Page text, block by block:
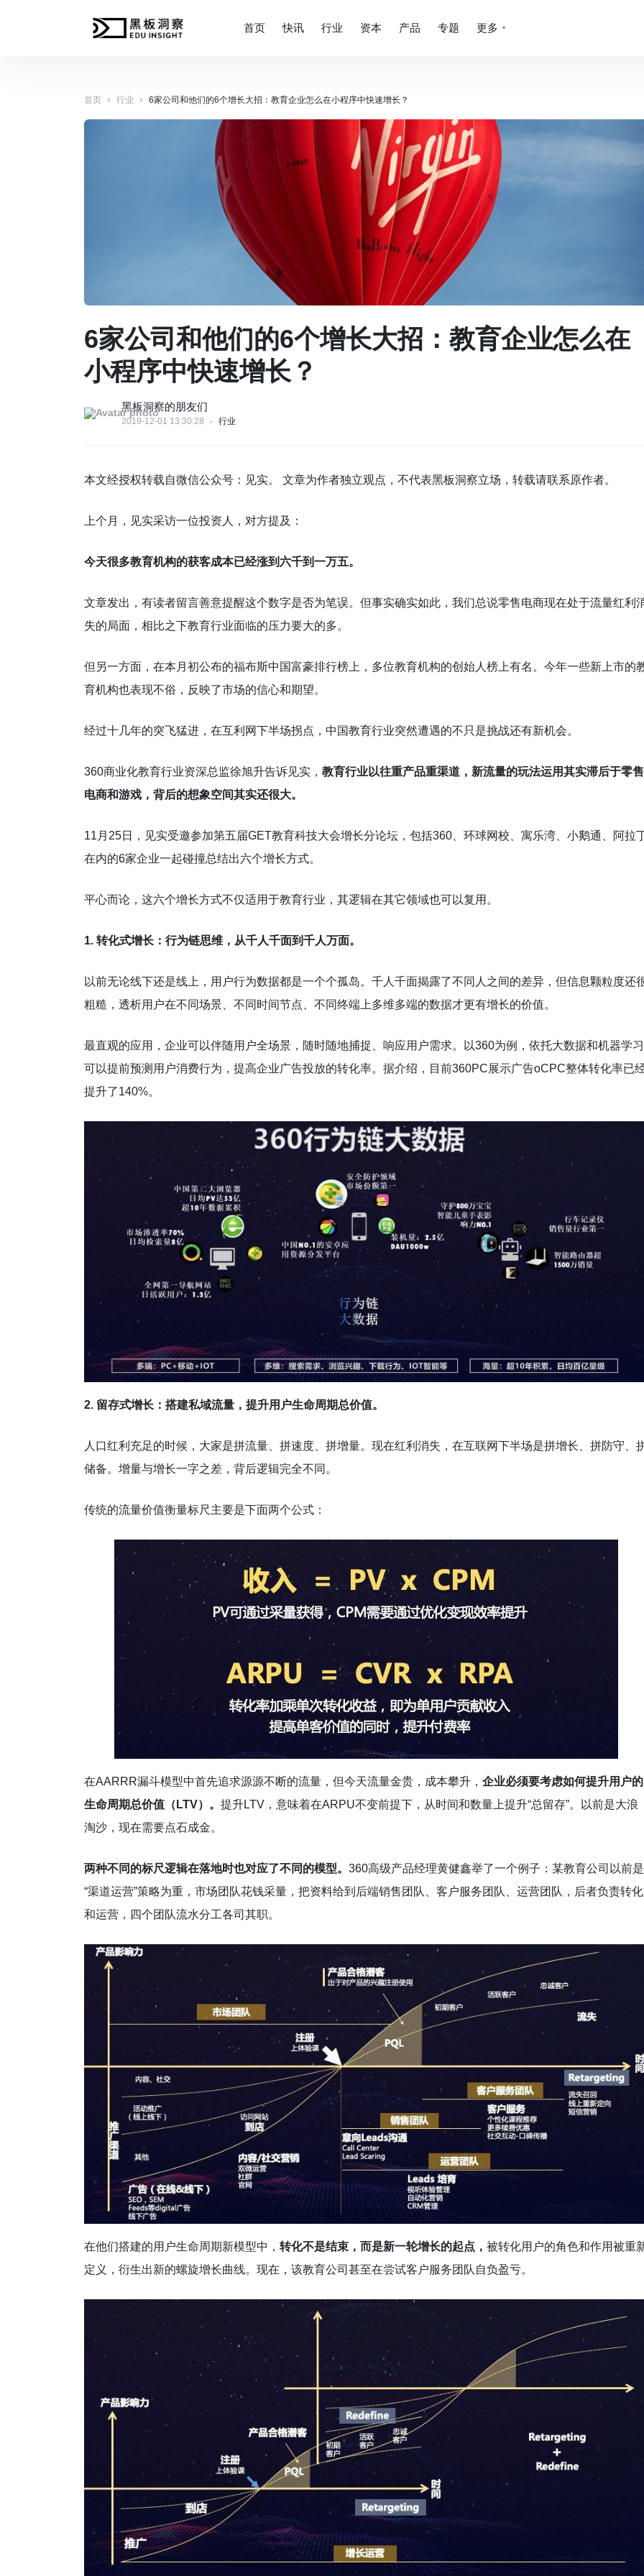
首页 快讯 行业 资本 产品 专题 更多
首页 › 行业 › 6家公司和他们的6个增长大招：教育企业怎么在小程序中快速增长？
6家公司和他们的6个增长大招：教育企业怎么在
小程序中快速增长？
黑板洞察的朋友们
2019-12-01 13:30:28 行业
本文经授权转载自微信公众号：见实。 文章为作者独立观点，不代表黑板洞察立场，转载请联系原作者。
上个月，见实采访一位投资人，对方提及：
今天很多教育机构的获客成本已经涨到六千到一万五。
文章发出，有读者留言善意提醒这个数字是否为笔误。但事实确实如此，我们总说零售电商现在处于流量红利
失的局面，相比之下教育行业面临的压力要大的多。
但另一方面，在本月初公布的福布斯中国富豪排行榜上，多位教育机构的创始人榜上有名。今年一些新上市的
育机构也表现不俗，反映了市场的信心和期望。
经过十几年的突飞猛进，在互利网下半场拐点，中国教育行业突然遭遇的不只是挑战还有新机会。
360商业化教育行业资深总监徐旭升告诉见实， 教育行业以往重产品重渠道，新流量的玩法运用其实滞后于零售
电商和游戏，背后的想象空间其实还很大。
11月25日，见实受邀参加第五届GET教育科技大会增长分论坛，包括360、环球网校、寓乐湾、小鹅通、阿拉
在内的6家企业一起碰撞总结出六个增长方式。
平心而论，这六个增长方式不仅适用于教育行业，其逻辑在其它领域也可以复用。
1. 转化式增长：行为链思维，从千人千面到千人万面。
以前无论线下还是线上，用户行为数据都是一个个孤岛。千人千面揭露了不同人之间的差异，但信息颗粒度还
粗糙，透析用户在不同场景、不同时间节点、不同终端上多维多端的数据才更有增长的价值。
最直观的应用，企业可以伴随用户全场景，随时随地捕捉、响应用户需求。以360为例，依托大数据和机器学习
可以提前预测用户消费行为，提高企业广告投放的转化率。据介绍，目前360PC展示广告oCPC整体转化率已
提升了140%。
2. 留存式增长：搭建私域流量，提升用户生命周期总价值。
人口红利充足的时候，大家是拼流量、拼速度、拼增量。现在红利消失，在互联网下半场是拼增长、拼防守、
储备。增量与增长一字之差，背后逻辑完全不同。
传统的流量价值衡量标尺主要是下面两个公式：
在AARRR漏斗模型中首先追求源源不断的流量，但今天流量金贵，成本攀升， 企业必须要考虑如何提升用户的
生命周期总价值（LTV）。 提升LTV，意味着在ARPU不变前提下，从时间和数量上提升“总留存”。以前是大浪
淘沙，现在需要点石成金。
两种不同的标尺逻辑在落地时也对应了不同的模型。 360高级产品经理黄健鑫举了一个例子：某教育公司以前是
“渠道运营”策略为重，市场团队花钱采量，把资料给到后端销售团队、客户服务团队、运营团队，后者负责转化
和运营，四个团队流水分工各司其职。
在他们搭建的用户生命周期新模型中， 转化不是结束，而是新一轮增长的起点， 被转化用户的角色和作用被重
定义，衍生出新的螺旋增长曲线。现在，该教育公司甚至在尝试客户服务团队自负盈亏。